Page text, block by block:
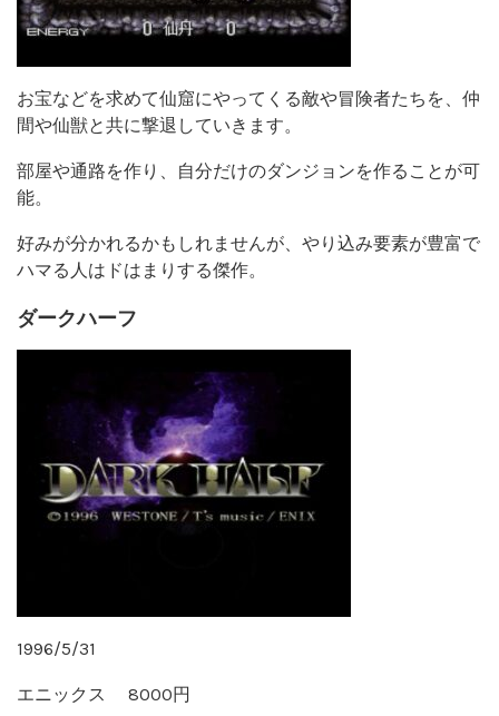
お宝などを求めて仙窟にやってくる敵や冒険者たちを、仲
間や仙獣と共に撃退していきます。
部屋や通路を作り、自分だけのダンジョンを作ることが可
能。
好みが分かれるかもしれませんが、やり込み要素が豊富で
ハマる人はドはまりする傑作。
ダークハーフ
1996/5/31
エニックス 8000円